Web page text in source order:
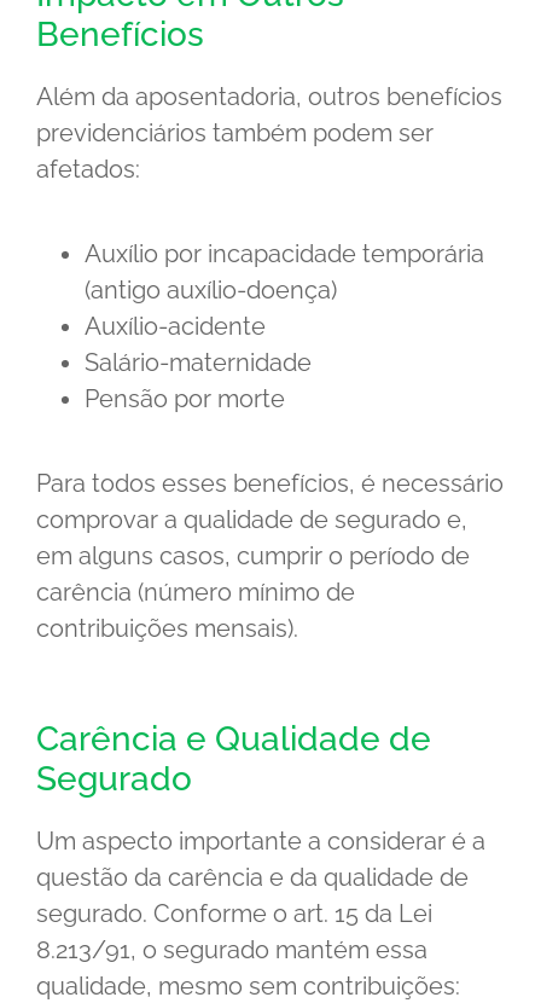
Benefícios
Além da aposentadoria, outros benefícios
previdenciários também podem ser
afetados:
Auxílio por incapacidade temporária
(antigo auxílio-doença)
Auxílio-acidente
Salário-maternidade
Pensão por morte
Para todos esses benefícios, é necessário
comprovar a qualidade de segurado e,
em alguns casos, cumprir o período de
carência (número mínimo de
contribuições mensais).
Carência e Qualidade de
Segurado
Um aspecto importante a considerar é a
questão da carência e da qualidade de
segurado. Conforme o art. 15 da Lei
8.213/91, o segurado mantém essa
qualidade, mesmo sem contribuições: